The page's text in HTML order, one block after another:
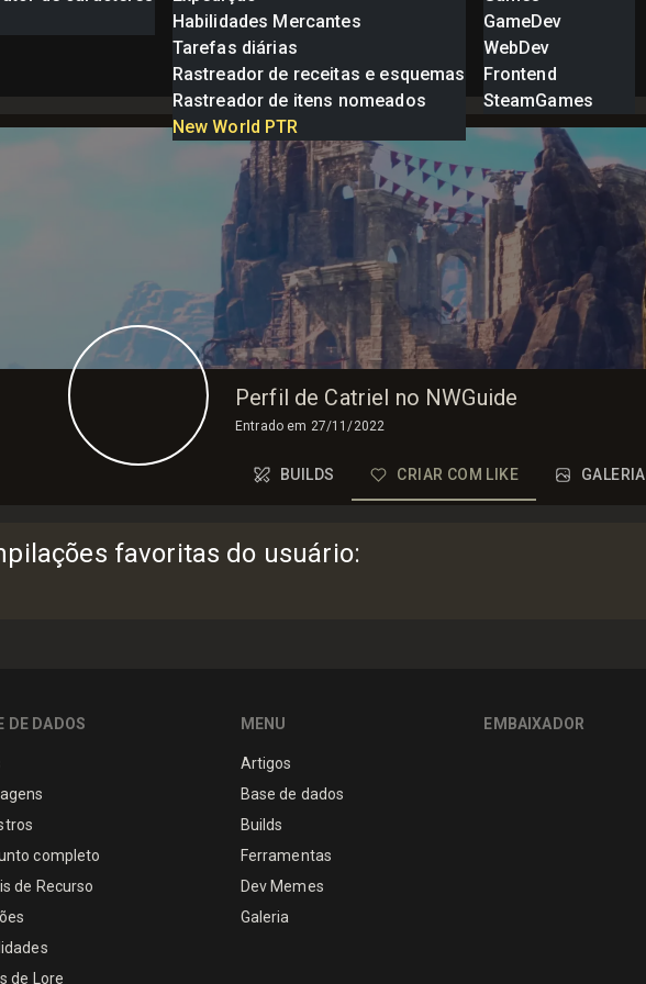
Habilidades Mercantes
Tarefas diárias
Rastreador de receitas e esquemas
Rastreador de itens nomeados
New World PTR
GameDev
WebDev
Frontend
SteamGames
Perfil de Catriel no NWGuide
Entrado em 27/11/2022
BUILDS CRIAR COM LIKE GALERIA
favoritas do usuário:
DE DADOS
completo
de Recurso
de Lore
MENU
Artigos
Base de dados
Builds
Ferramentas
Dev Memes
Galeria
EMBAIXADOR